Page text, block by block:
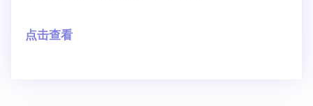
点击查看